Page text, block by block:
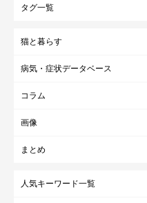
タグ一覧
猫と暮らす
病気・症状データベース
コラム
画像
まとめ
人気キーワード一覧